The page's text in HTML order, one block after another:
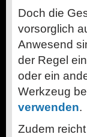
Doch die
vorsorglich
Anwesend
der Regel
oder ein
Werkzeug
verwenden.
Zudem